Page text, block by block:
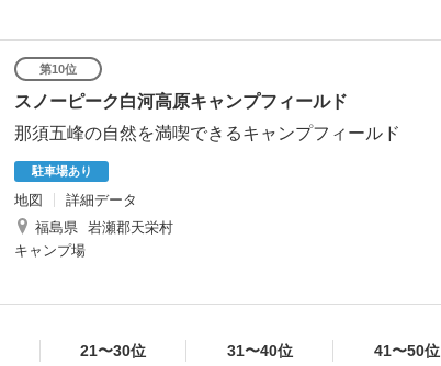
第10位
スノーピーク白河高原キャンプフィールド
那須五峰の自然を満喫できるキャンプフィールド
駐車場あり
地図
詳細データ
福島県 岩瀬郡天栄村
キャンプ場
21〜30位 31〜40位 41〜50位